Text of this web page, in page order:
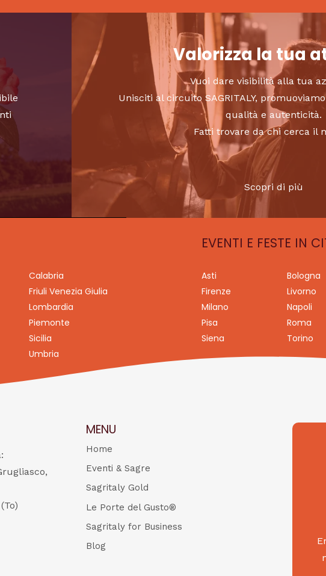
Valorizza la tua
Vuoi dare visibilità alla tua
Unisciti al circuito SAGRITALY,
qualità e autenticità.
Fatti trovare da chi cerca il
Scopri di più
Calabria
Friuli Venezia Giulia
Lombardia
Piemonte
Sicilia
Umbria
EVENTI E FESTE IN
Asti Bologna
Firenze
Livorno
Milano
Napoli
Pisa
Roma
Siena
Torino
MENU
Home
Eventi & Sagre
Sagritaly Gold
Le Porte del Gusto®
Sagritaly for Business
Blog